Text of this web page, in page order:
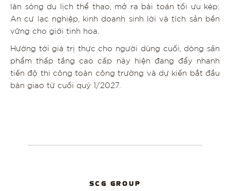
làn sóng du lịch thể thao, mở ra bài toán tối ưu kép:
An cư lạc nghiệp, kinh doanh sinh lời và tích sản bền
vững cho giới tinh hoa.
Hướng tới giá trị thực cho người dùng cuối, dòng sản
phẩm thấp tầng cao cấp này hiện đang đẩy nhanh
tiến độ thi công toàn công trường và dự kiến bắt đầu
bàn giao từ cuối quý 1/2027.
SCG GROUP